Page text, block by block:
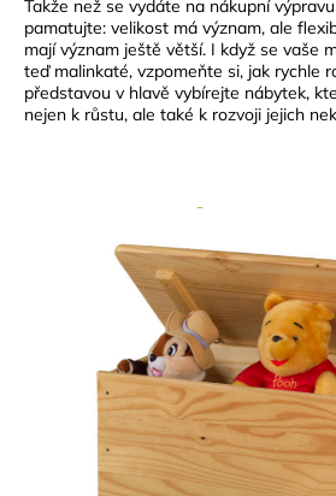
Takže než se vydáte na nákupní
pamatujte: velikost má význam, ale
mají význam ještě větší. I když se vaše
teď malinkaté, vzpomeňte si, jak rychle
představou v hlavě vybírejte nábytek,
nejen k růstu, ale také k rozvoji jejich